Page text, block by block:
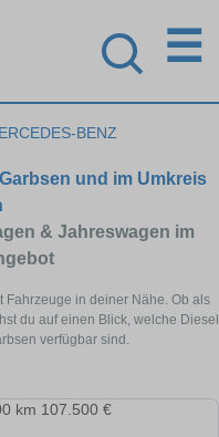
☰
BENZ
und im Umkreis
& Jahreswagen im
Fahrzeuge in deiner Nähe. Ob als
du auf einen Blick, welche Diesel
verfügbar sind.